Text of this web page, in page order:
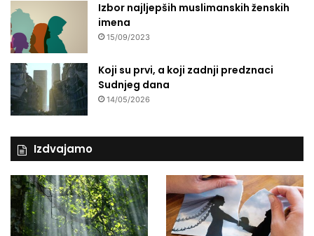
Izbor najljepših muslimanskih ženskih
imena
15/09/2023
Koji su prvi, a koji zadnji predznaci
Sudnjeg dana
14/05/2026
Izdvajamo